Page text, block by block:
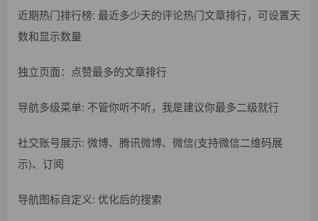
近期热门排行榜: 最近多少天的评论热门文章排行，可设置天
数和显示数量
独立页面：点赞最多的文章排行
导航多级菜单: 不管你听不听，我是建议你最多二级就行
社交账号展示: 微博、腾讯微博、微信(支持微信二维码展
示)、订阅
导航图标自定义: 优化后的搜索